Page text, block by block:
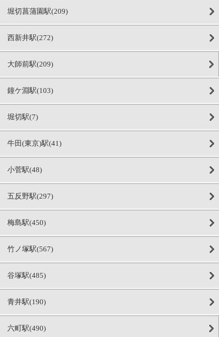
堀切菖蒲園駅(209)
西新井駅(272)
大師前駅(209)
鐘ケ淵駅(103)
堀切駅(7)
牛田(東京)駅(41)
小菅駅(48)
五反野駅(297)
梅島駅(450)
竹ノ塚駅(567)
谷塚駅(485)
青井駅(190)
六町駅(490)